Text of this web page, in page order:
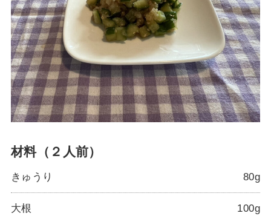
材料（２人前）
きゅうり 80g
大根 100g